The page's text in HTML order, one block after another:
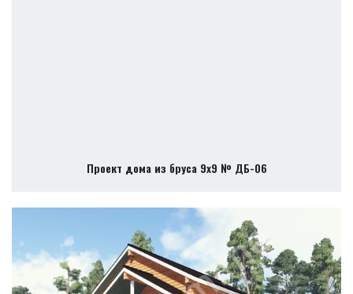
Проект дома из бруса 9х9 № ДБ-06